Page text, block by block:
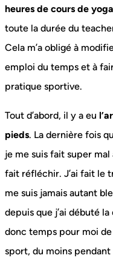
heures de cours de
toute la durée du
Cela m’a obligé à
emploi du temps et à
pratique sportive.
Tout d’abord, il y a eu
pieds. La dernière fois
je me suis fait super mal
fait réfléchir. J’ai fait le
me suis jamais autant
depuis que j’ai débuté
donc temps pour moi
sport, du moins pendant